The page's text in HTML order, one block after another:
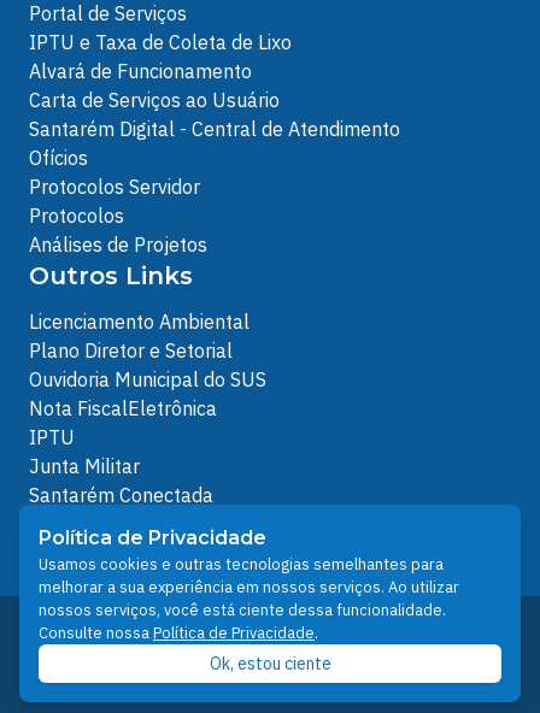
Portal de Serviços
IPTU e Taxa de Coleta de Lixo
Alvará de Funcionamento
Carta de Serviços ao Usuário
Santarém Digital - Central de Atendimento
Ofícios
Protocolos Servidor
Protocolos
Análises de Projetos
Outros Links
Licenciamento Ambiental
Plano Diretor e Setorial
Ouvidoria Municipal do SUS
Nota FiscalEletrônica
IPTU
Junta Militar
Santarém Conectada
Política de Privacidade
People illustrations by Storyset
Desenvolvido pelo Núcleo Técnico de Gestão de
Tecnologia da Informação - NTI
Prefeitura de Santarém © 2026
Política de Privacidade
Usamos cookies e outras tecnologias semelhantes para
melhorar a sua experiência em nossos serviços. Ao utilizar
nossos serviços, você está ciente dessa funcionalidade.
Consulte nossaPolítica de Privacidade.
Ok, estou ciente